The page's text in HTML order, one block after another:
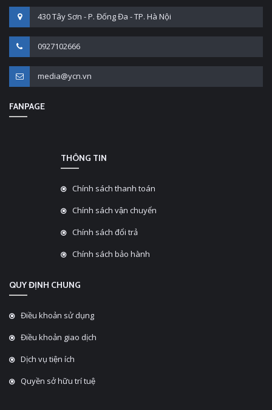
430 Tây Sơn - P. Đống Đa - TP. Hà Nội
0927102666
media@ycn.vn
FANPAGE
THÔNG TIN
Chính sách thanh toán
Chính sách vận chuyển
Chính sách đổi trả
Chính sách bảo hành
QUY ĐỊNH CHUNG
Điều khoản sử dụng
Điều khoản giao dịch
Dịch vụ tiện ích
Quyền sở hữu trí tuệ